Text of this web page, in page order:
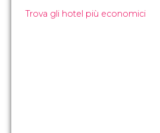
Trova gli hotel più economici